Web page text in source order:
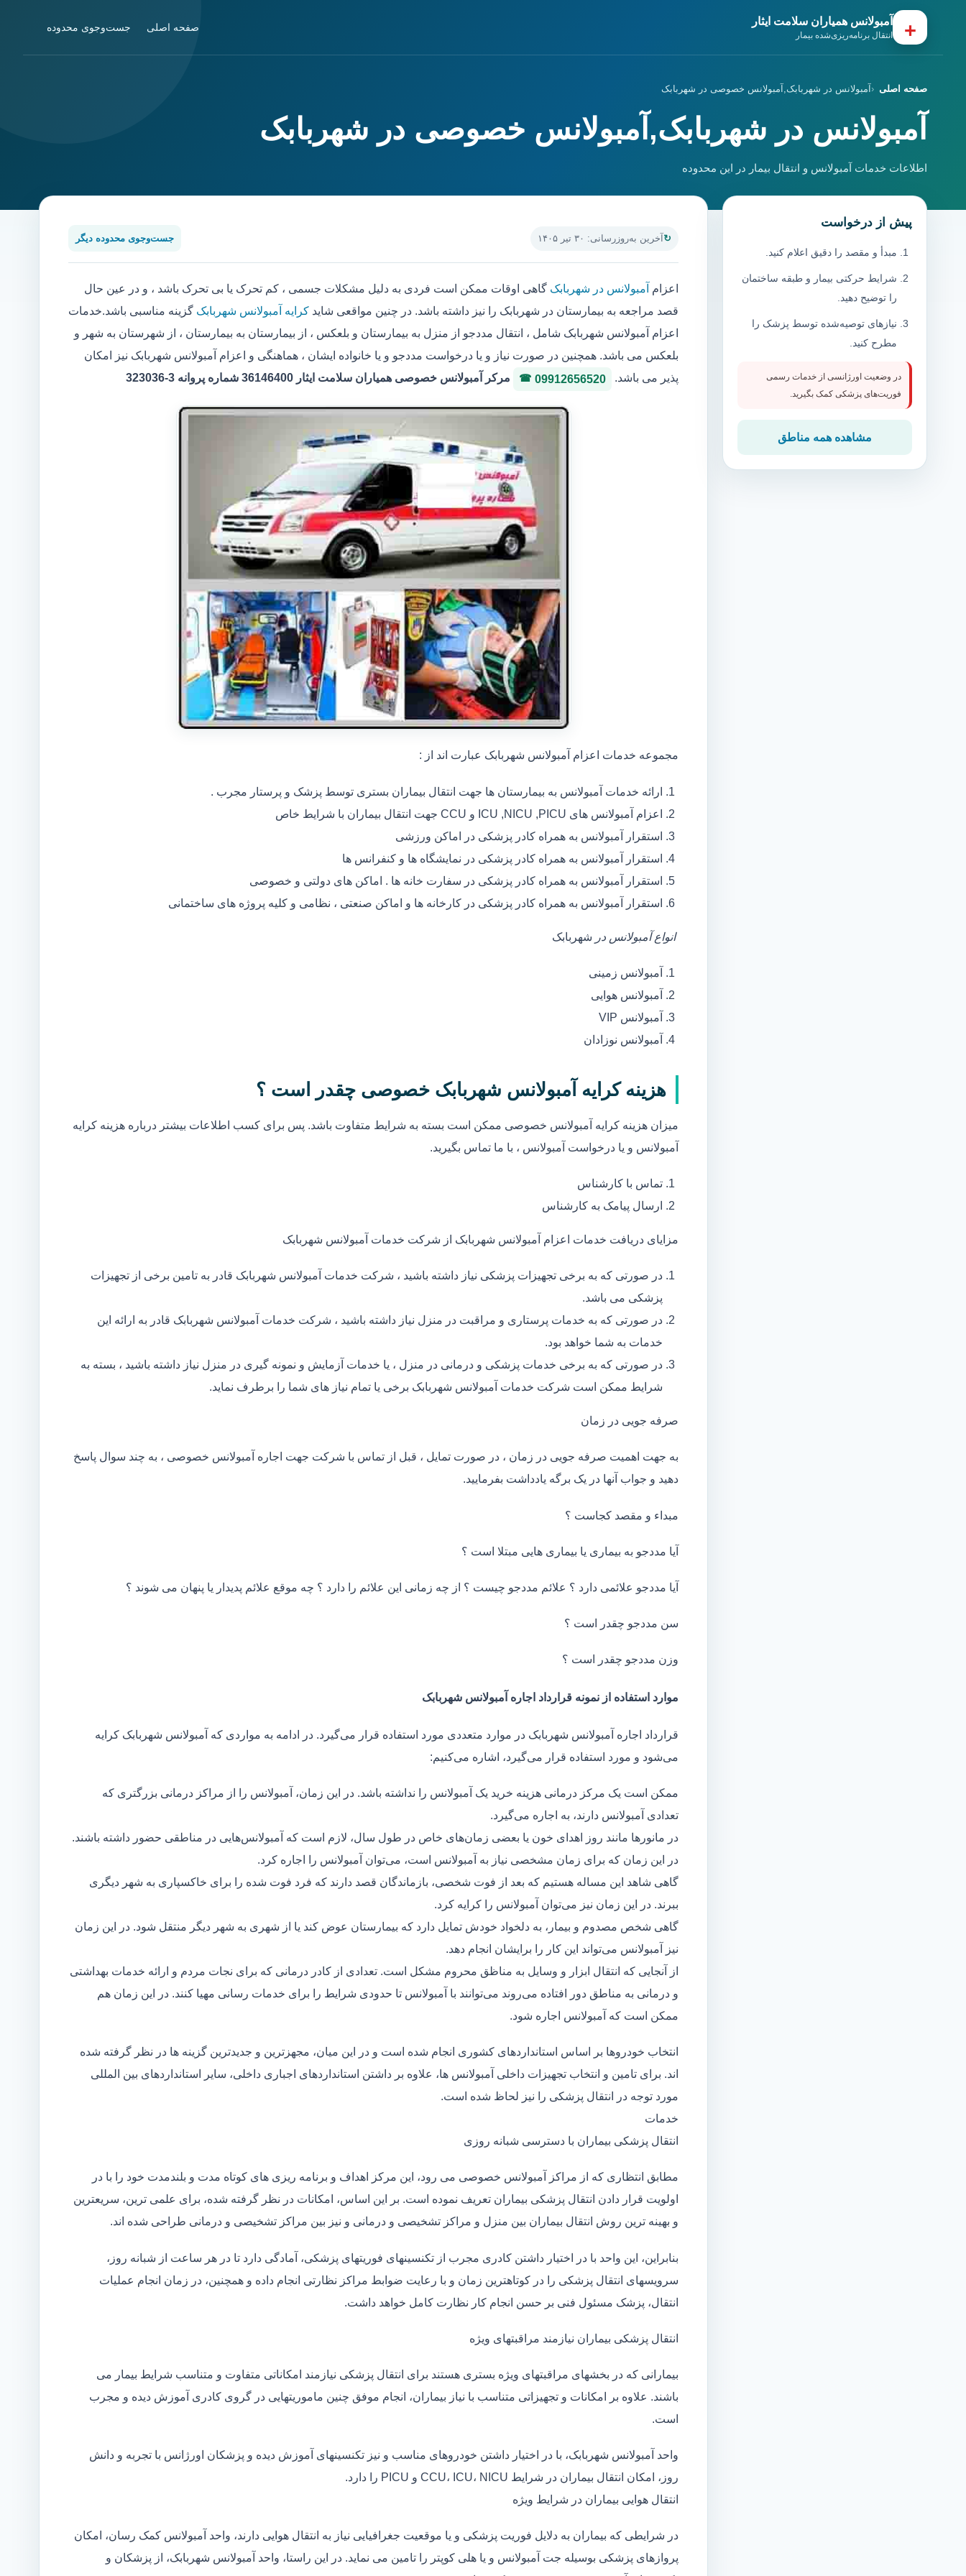
+ آمبولانس همیاران سلامت ایثار
انتقال برنامه‌ریزی‌شده بیمار
صفحه اصلی جست‌وجوی محدوده
صفحه اصلی آمبولانس در شهربابک,آمبولانس خصوصی در شهربابک
آمبولانس در شهربابک,آمبولانس خصوصی در شهربابک
اطلاعات خدمات آمبولانس و انتقال بیمار در این محدوده
آخرین به‌روزرسانی: ۳۰ تیر ۱۴۰۵ جست‌وجوی محدوده دیگر
اعزام آمبولانس در شهربابک گاهی اوقات ممکن است فردی به دلیل مشکلات جسمی ، کم تحرک یا بی تحرک باشد ، و در عین حال
قصد مراجعه به بیمارستان در شهربابک را نیز داشته باشد. در چنین مواقعی شاید کرایه آمبولانس شهربابک گزینه مناسبی باشد.خدمات
اعزام آمبولانس شهربابک شامل ، انتقال مددجو از منزل به بیمارستان و بلعکس ، از بیمارستان به بیمارستان ، از شهرستان به شهر و
بلعکس می باشد. همچنین در صورت نیاز و یا درخواست مددجو و یا خانواده ایشان ، هماهنگی و اعزام آمبولانس شهربابک نیز امکان
پذیر می باشد.
09912656520 مرکر آمبولانس خصوصی همیاران سلامت ایثار 36146400 شماره پروانه 3-323036
مجموعه خدمات اعزام آمبولانس شهربابک عبارت اند از :
ارائه خدمات آمبولانس به بیمارستان ها جهت انتقال بیماران بستری توسط پزشک و پرستار مجرب .
اعزام آمبولانس های ICU ,NICU ,PICU و CCU جهت انتقال بیماران با شرایط خاص
استقرار آمبولانس به همراه کادر پزشکی در اماکن ورزشی
استقرار آمبولانس به همراه کادر پزشکی در نمایشگاه ها و کنفرانس ها
استقرار آمبولانس به همراه کادر پزشکی در سفارت خانه ها . اماکن های دولتی و خصوصی
استقرار آمبولانس به همراه کادر پزشکی در کارخانه ها و اماکن صنعتی ، نظامی و کلیه پروژه های ساختمانی
انواع آمبولانس در شهربابک
آمبولانس زمینی
آمبولانس هوایی
آمبولانس VIP
آمبولانس نوزادان
هزینه کرایه آمبولانس شهربابک خصوصی چقدر است ؟
میزان هزینه کرایه آمبولانس خصوصی ممکن است بسته به شرایط متفاوت باشد. پس برای کسب اطلاعات بیشتر درباره هزینه کرایه
آمبولانس و یا درخواست آمبولانس ، با ما تماس بگیرید.
تماس با کارشناس
ارسال پیامک به کارشناس
مزایای دریافت خدمات اعزام آمبولانس شهربابک از شرکت خدمات آمبولانس شهربابک
در صورتی که به برخی تجهیزات پزشکی نیاز داشته باشید ، شرکت خدمات آمبولانس شهربابک قادر به تامین برخی از تجهیزات
پزشکی می باشد.
در صورتی که به خدمات پرستاری و مراقبت در منزل نیاز داشته باشید ، شرکت خدمات آمبولانس شهربابک قادر به ارائه این
خدمات به شما خواهد بود.
در صورتی که به برخی خدمات پزشکی و درمانی در منزل ، یا خدمات آزمایش و نمونه گیری در منزل نیاز داشته باشید ، بسته به
شرایط ممکن است شرکت خدمات آمبولانس شهربابک برخی یا تمام نیاز های شما را برطرف نماید.
صرفه جویی در زمان
به جهت اهمیت صرفه جویی در زمان ، در صورت تمایل ، قبل از تماس با شرکت جهت اجاره آمبولانس خصوصی ، به چند سوال پاسخ
دهید و جواب آنها در یک برگه یادداشت بفرمایید.
مبداء و مقصد کجاست ؟
آیا مددجو به بیماری یا بیماری هایی مبتلا است ؟
آیا مددجو علائمی دارد ؟ علائم مددجو چیست ؟ از چه زمانی این علائم را دارد ؟ چه موقع علائم پدیدار یا پنهان می شوند ؟
سن مددجو چقدر است ؟
وزن مددجو چقدر است ؟
موارد استفاده از نمونه قرارداد اجاره آمبولانس شهربابک
قرارداد اجاره آمبولانس شهربابک در موارد متعددی مورد استفاده قرار می‌گیرد. در ادامه به مواردی که آمبولانس شهربابک کرایه
می‌شود و مورد استفاده قرار می‌گیرد، اشاره می‌کنیم:
ممکن است یک مرکز درمانی هزینه خرید یک آمبولانس را نداشته باشد. در این زمان، آمبولانس را از مراکز درمانی بزرگتری که
تعدادی آمبولانس دارند، به اجاره می‌گیرد.
در مانور‌ها مانند روز اهدای خون یا بعضی زمان‌های خاص در طول سال، لازم است که آمبولانس‌هایی در مناطقی حضور داشته باشند.
در این زمان که برای زمان مشخصی نیاز به آمبولانس است، می‌توان آمبولانس را اجاره کرد.
گاهی شاهد این مساله هستیم که بعد از فوت شخصی، بازماندگان قصد دارند که فرد فوت شده را برای خاکسپاری به شهر دیگری
ببرند. در این زمان نیز می‌توان آمبولانس را کرایه کرد.
گاهی شخص مصدوم و بیمار، به دلخواد خودش تمایل دارد که بیمارستان عوض کند یا از شهری به شهر دیگر منتقل شود. در این زمان
نیز آمبولانس می‌تواند این کار را برایشان انجام دهد.
از آنجایی که انتقال ابزار و وسایل به مناظق محروم مشکل است. تعدادی از کادر درمانی که برای نجات مردم و ارائه خدمات بهداشتی
و درمانی به مناطق دور افتاده می‌روند می‌توانند با آمبولانس تا حدودی شرایط را برای خدمات رسانی مهیا کنند. در این زمان هم
ممکن است که آمبولانس اجاره شود.
انتخاب خودروها بر اساس استانداردهای کشوری انجام شده است و در این میان، مجهزترین و جدیدترین گزینه ها در نظر گرفته شده
اند. برای تامین و انتخاب تجهیزات داخلی آمبولانس ها، علاوه بر داشتن استانداردهای اجباری داخلی، سایر استانداردهای بین المللی
مورد توجه در انتقال پزشکی را نیز لحاظ شده است.
خدمات
انتقال پزشکی بیماران با دسترسی شبانه روزی
مطابق انتظاری که از مراکز آمبولانس خصوصی می رود، این مرکز اهداف و برنامه ریزی های کوتاه مدت و بلندمدت خود را با در
اولویت قرار دادن انتقال پزشکی بیماران تعریف نموده است. بر این اساس، امکانات در نظر گرفته شده، برای علمی ترین، سریعترین
و بهینه ترین روش انتقال بیماران بین منزل و مراکز تشخیصی و درمانی و نیز بین مراکز تشخیصی و درمانی طراحی شده اند.
بنابراین، این واحد با در اختیار داشتن کادری مجرب از تکنسینهای فوریتهای پزشکی، آمادگی دارد تا در هر ساعت از شبانه روز،
سرویسهای انتقال پزشکی را در کوتاهترین زمان و با رعایت ضوابط مراکز نظارتی انجام داده و همچنین، در زمان انجام عملیات
انتقال، پزشک مسئول فنی بر حسن انجام کار نظارت کامل خواهد داشت.
انتقال پزشکی بیماران نیازمند مراقبتهای ویژه
بیمارانی که در بخشهای مراقبتهای ویژه بستری هستند برای انتقال پزشکی نیازمند امکاناتی متفاوت و متناسب شرایط بیمار می
باشند. علاوه بر امکانات و تجهیزاتی متناسب با نیاز بیماران، انجام موفق چنین ماموریتهایی در گروی کادری آموزش دیده و مجرب
است.
واحد آمبولانس شهربابک، با در اختیار داشتن خودروهای مناسب و نیز تکنسینهای آموزش دیده و پزشکان اورژانس با تجربه و دانش
روز، امکان انتقال بیماران در شرایط CCU، ICU، NICU و PICU را دارد.
انتقال هوایی بیماران در شرایط ویژه
در شرایطی که بیماران به دلایل فوریت پزشکی و یا موقعیت جغرافیایی نیاز به انتقال هوایی دارند، واحد آمبولانس کمک رسان، امکان
پروازهای پزشکی بوسیله جت آمبولانس و یا هلی کوپتر را تامین می نماید. در این راستا، واحد آمبولانس شهربابک، از پزشکان و
پیش از درخواست
مبدأ و مقصد را دقیق اعلام کنید.
شرایط حرکتی بیمار و طبقه ساختمان
را توضیح دهید.
نیازهای توصیه‌شده توسط پزشک را
مطرح کنید.
در وضعیت اورژانسی از خدمات رسمی
فوریت‌های پزشکی کمک بگیرید.
مشاهده همه مناطق